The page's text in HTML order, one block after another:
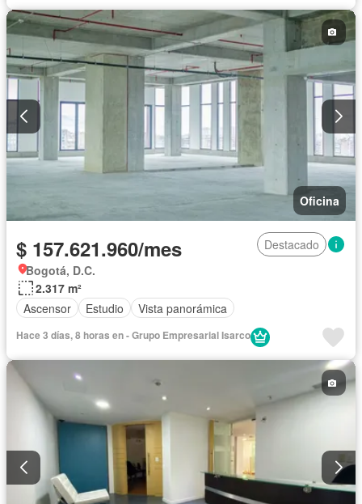
Oficina
$ 157.621.960/mes
Destacado
Bogotá, D.C.
2.317 m²
Ascensor
Estudio Vista panorámica
Hace 3 días, 8 horas en - Grupo Empresarial Isarco